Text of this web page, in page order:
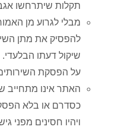
תקלות שיתרחשו
מבלי לגרוע מן
להפסיק את מתן
שיקול דעתו
על הפסקת
האתר אינו מתחייב
כסדרם או בלא
ויהיו חסינים מפני